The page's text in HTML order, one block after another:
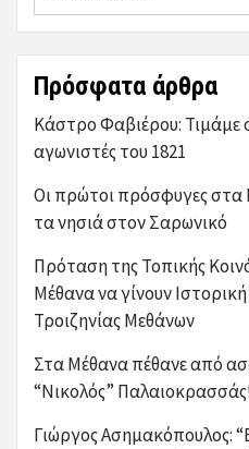
Πρόσφατα άρθρα
Κάστρο Φαβιέρου: Τιμάμε
αγωνιστές του 1821
Οι πρώτοι πρόσφυγες στα
τα νησιά στον Σαρωνικό
Πρόταση της Τοπικής
Μέθανα να γίνουν
Τροιζηνίας Μεθάνων
Στα Μέθανα πέθανε από
“Νικολός”
Γιώργος Ασημακόπουλος: